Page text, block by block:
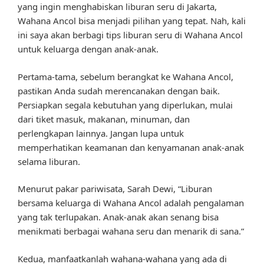
yang ingin menghabiskan liburan seru di Jakarta,
Wahana Ancol bisa menjadi pilihan yang tepat. Nah, kali
ini saya akan berbagi tips liburan seru di Wahana Ancol
untuk keluarga dengan anak-anak.
Pertama-tama, sebelum berangkat ke Wahana Ancol,
pastikan Anda sudah merencanakan dengan baik.
Persiapkan segala kebutuhan yang diperlukan, mulai
dari tiket masuk, makanan, minuman, dan
perlengkapan lainnya. Jangan lupa untuk
memperhatikan keamanan dan kenyamanan anak-anak
selama liburan.
Menurut pakar pariwisata, Sarah Dewi, “Liburan
bersama keluarga di Wahana Ancol adalah pengalaman
yang tak terlupakan. Anak-anak akan senang bisa
menikmati berbagai wahana seru dan menarik di sana.”
Kedua, manfaatkanlah wahana-wahana yang ada di